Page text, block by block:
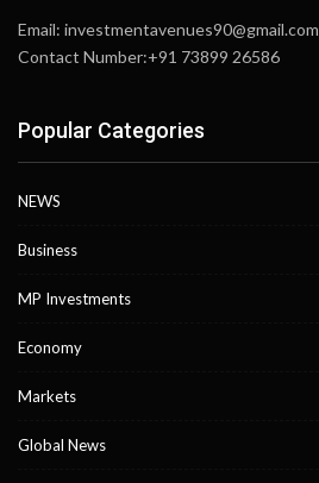
Email: investmentavenues90@gmail.com
Contact Number:+91 73899 26586
Popular Categories
NEWS
Business
MP Investments
Economy
Markets
Global News